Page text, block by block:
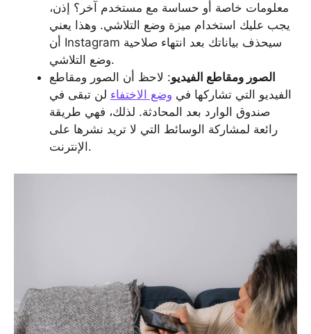
معلومات خاصة أو حساسة مع مستخدم آخر؟ إذن،
يجب عليك استخدام ميزة وضع التلاشي. وهذا يعني
أن Instagram سيحذف بياناتك بعد انتهاء صلاحية
وضع التلاشي.
الصور ومقاطع الفيديو: لاحظ أن الصور ومقاطع
الفيديو التي تشاركها في وضع الاختفاء لن تبقى في
صندوق الوارد بعد المحادثة. لذلك، فهي طريقة
رائعة لمشاركة الوسائط التي لا تريد نشرها على
الإنترنت.